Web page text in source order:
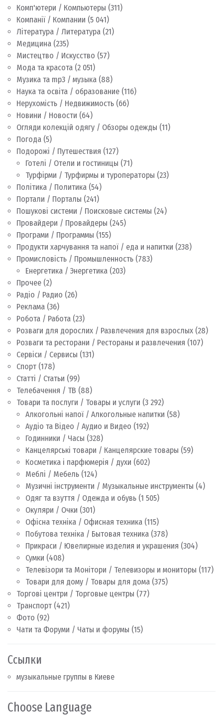
Комп'ютери / Компьютеры (311)
Компанії / Компании (5 041)
Література / Литература (21)
Медицина (235)
Мистецтво / Искусство (57)
Мода та красота (2 051)
Музика та mp3 / музыка (88)
Наука та освіта / образование (116)
Нерухомість / Недвижимость (66)
Новини / Новости (64)
Огляди колекцій одягу / Обзоры одежды (11)
Погода (5)
Подорожі / Путешествия (127)
Готелі / Отели и гостиницы (71)
Турфірми / Турфирмы и туроператоры (23)
Політика / Политика (54)
Портали / Порталы (241)
Пошукові системи / Поисковые системы (24)
Провайдери / Провайдеры (245)
Програми / Программы (155)
Продукти харчування та напої / еда и напитки (238)
Промисловість / Промышленность (783)
Енергетика / Энергетика (203)
Прочее (2)
Радіо / Радио (26)
Реклама (36)
Робота / Работа (23)
Розваги для дорослих / Развлечения для взрослых (28)
Розваги та ресторани / Рестораны и развлечения (107)
Сервіси / Сервисы (131)
Спорт (178)
Статті / Статьи (99)
Телебачення / ТВ (88)
Товари та послуги / Товары и услуги (3 292)
Алкогольні напої / Алкогольные напитки (58)
Аудіо та Відео / Аудио и Видео (192)
Годинники / Часы (328)
Канцелярські товари / Канцелярские товары (59)
Косметика і парфюмерія / духи (602)
Меблі / Мебель (124)
Музичні інструменти / Музыкальные инструменты (4)
Одяг та взуття / Одежда и обувь (1 505)
Окуляри / Очки (301)
Офісна техніка / Офисная техника (115)
Побутова техніка / Бытовая техника (378)
Прикраси / Ювелирные изделия и украшения (304)
Сумки (408)
Телевізори та Монітори / Телевизоры и мониторы (117)
Товари для дому / Товары для дома (375)
Торгові центри / Торговые центры (77)
Транспорт (421)
Фото (92)
Чати та Форуми / Чаты и форумы (15)
Ссылки
музыкальные группы в Киеве
Choose Language